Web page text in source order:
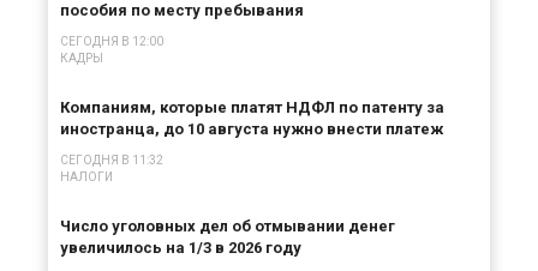
пособия по месту пребывания
СЕГОДНЯ В 12:00
КАДРЫ
Компаниям, которые платят НДФЛ по патенту за
иностранца, до 10 августа нужно внести платеж
СЕГОДНЯ В 11:32
НАЛОГИ
Число уголовных дел об отмывании денег
увеличилось на 1/3 в 2026 году